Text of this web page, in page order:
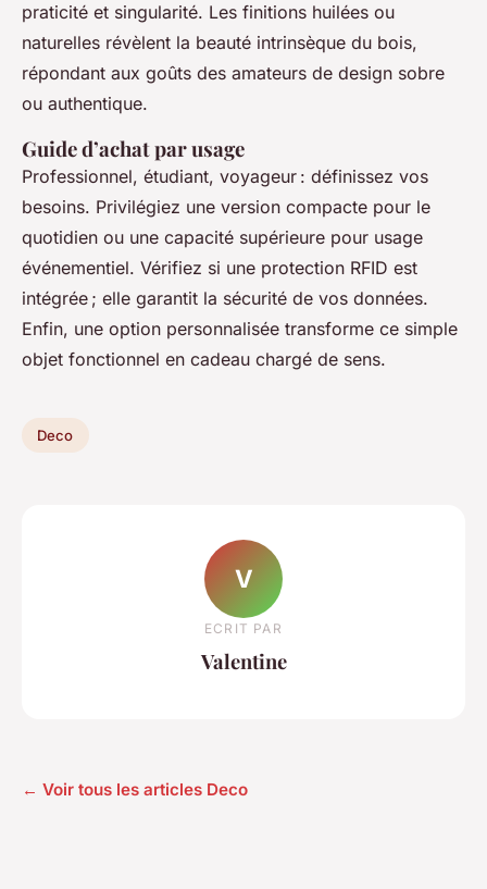
praticité et singularité. Les finitions huilées ou
naturelles révèlent la beauté intrinsèque du bois,
répondant aux goûts des amateurs de design sobre
ou authentique.
Guide d’achat par usage
Professionnel, étudiant, voyageur : définissez vos
besoins. Privilégiez une version compacte pour le
quotidien ou une capacité supérieure pour usage
événementiel. Vérifiez si une protection RFID est
intégrée ; elle garantit la sécurité de vos données.
Enfin, une option personnalisée transforme ce simple
objet fonctionnel en cadeau chargé de sens.
Deco
V
ECRIT PAR
Valentine
← Voir tous les articles Deco